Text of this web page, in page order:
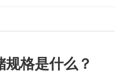
格是什么？